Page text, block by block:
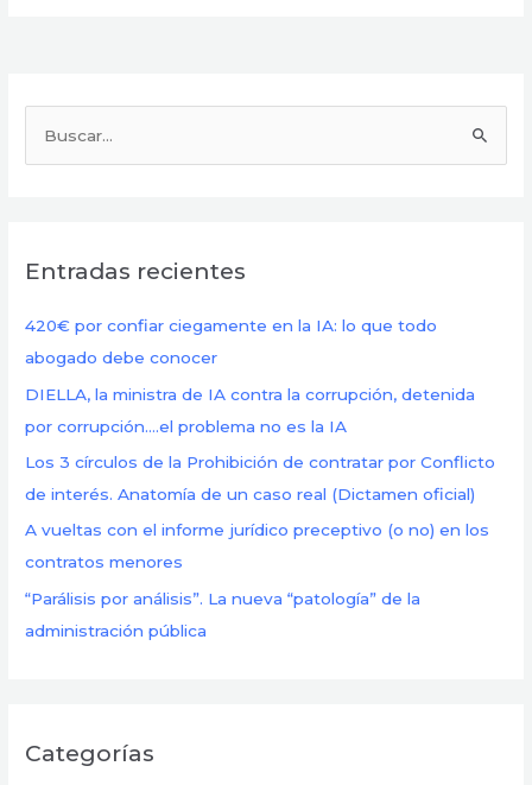
a
p
o
r
:
Entradas recientes
420€ por confiar ciegamente en la IA: lo que todo
abogado debe conocer
DIELLA, la ministra de IA contra la corrupción, detenida
por corrupción….el problema no es la IA
Los 3 círculos de la Prohibición de contratar por Conflicto
de interés. Anatomía de un caso real (Dictamen oficial)
A vueltas con el informe jurídico preceptivo (o no) en los
contratos menores
“Parálisis por análisis”. La nueva “patología” de la
administración pública
Categorías